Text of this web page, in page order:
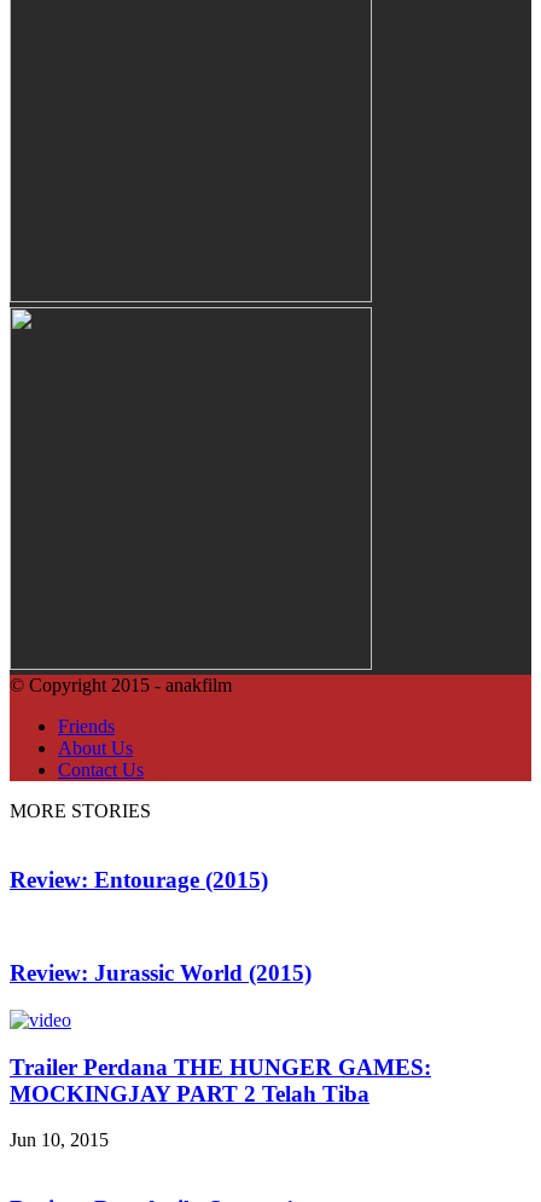
© Copyright 2015 - anakfilm
Friends
About Us
Contact Us
MORE STORIES
Review: Entourage (2015)
Review: Jurassic World (2015)
Trailer Perdana THE HUNGER GAMES:
MOCKINGJAY PART 2 Telah Tiba
Jun 10, 2015